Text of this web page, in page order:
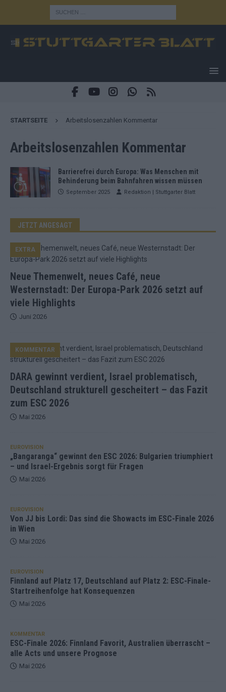
STARTSEITE Arbeitslosenzahlen Kommentar
Arbeitslosenzahlen Kommentar
Barrierefrei durch Europa: Was Menschen mit
Behinderung beim Bahnfahren wissen müssen
September 2025 Redaktion | Stuttgarter Blatt
JETZT ANGESAGT
Neue Themenwelt, neues Café, neue
Westernstadt: Der Europa-Park 2026 setzt auf
viele Highlights
EXTRA
Juni 2026
DARA gewinnt verdient, Israel problematisch,
Deutschland strukturell gescheitert – das Fazit
zum ESC 2026
KOMMENTAR
Mai 2026
EUROVISION
„Bangaranga“ gewinnt den ESC 2026: Bulgarien triumphiert
– und Israel-Ergebnis sorgt für Fragen
Mai 2026
EUROVISION
Von JJ bis Lordi: Das sind die Showacts im ESC-Finale 2026
in Wien
Mai 2026
EUROVISION
Finnland auf Platz 17, Deutschland auf Platz 2: ESC-Finale-
Startreihenfolge hat Konsequenzen
Mai 2026
KOMMENTAR
ESC-Finale 2026: Finnland Favorit, Australien überrascht –
alle Acts und unsere Prognose
Mai 2026